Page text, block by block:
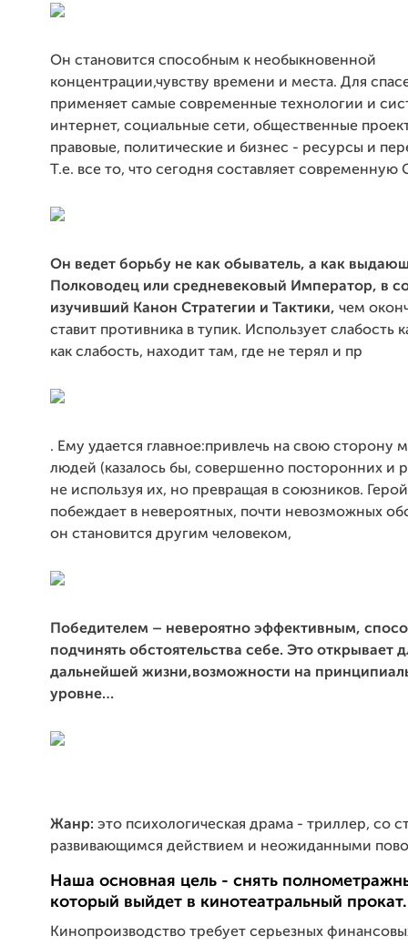
Он становится способным к необыкновенной
концентрации,чувству времени и места. Для
применяет самые современные технологии и
интернет, социальные сети, общественные
правовые, политические и бизнес - ресурсы и
Т.е. все то, что сегодня составляет современную
Он ведет борьбу не как обыватель, а как
Полководец или средневековый Император, в
изучивший Канон Стратегии и Тактики, чем
ставит противника в тупик. Использует слабость
как слабость, находит там, где не терял и пр
. Ему удается главное:привлечь на свою сторону
людей (казалось бы, совершенно посторонних и
не используя их, но превращая в союзников.
побеждает в невероятных, почти невозможных
он становится другим человеком,
Победителем – невероятно эффективным,
подчинять обстоятельства себе. Это открывает
дальнейшей жизни,возможности на
уровне…
Жанр: это психологическая драма - триллер, со
развивающимся действием и неожиданными
Наша основная цель - снять
который выйдет в кинотеатральный прокат.
Кинопроизводство требует серьезных